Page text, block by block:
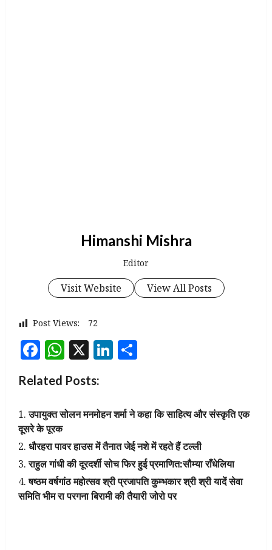
Himanshi Mishra
Editor
Visit Website View All Posts
Post Views: 72
Facebook
WhatsApp
X LinkedIn
Related Posts:
उपायुक्त सोलन मनमोहन शर्मा ने कहा कि साहित्य और संस्कृति एक
दूसरे के पूरक
धौरहरा पावर हाउस में तैनात जेई नशे में रहते हैं टल्ली
राहुल गांधी की दूरदर्शी सोच फिर हुई प्रमाणित:सौम्या राँधेलिया
षष्ठम वर्षगांठ महोत्सव श्री प्रजापति कुम्भकार श्री श्री यादें सेवा
समिति भीम रा परगना बिरामी की तैयारी जोरो पर